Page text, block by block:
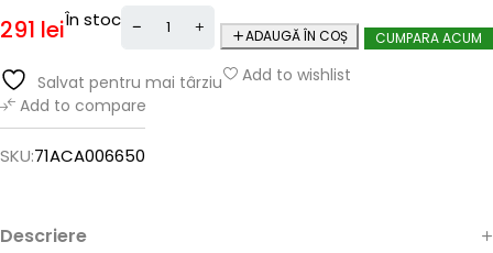
291 leiÎn stoc
ADAUGĂ ÎN COȘ CUMPARA ACUM
Salvat pentru mai târziu
Add to wishlist
Add to compare
SKU:71ACA006650
Descriere